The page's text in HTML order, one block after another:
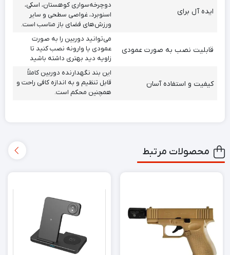
ایده آل برای
دوچرخه‌سواری کوهستان، اسکی،
اسنوبرد، غواصی سطحی و سایر
ورزش‌های فضای باز مناسب است.
قابلیت نصب به صورت عمودی
می‌توانید دوربین را به صورت
عمودی یا وارونه نصب کنید تا
زاویه دید بهتری داشته باشید
کیفیت و استفاده آسان
این بند نگهدارنده دوربین کاملاً
قابل تنظیم و به اندازه کافی راحت و
همچنین محکم است.
محصولات مرتبط